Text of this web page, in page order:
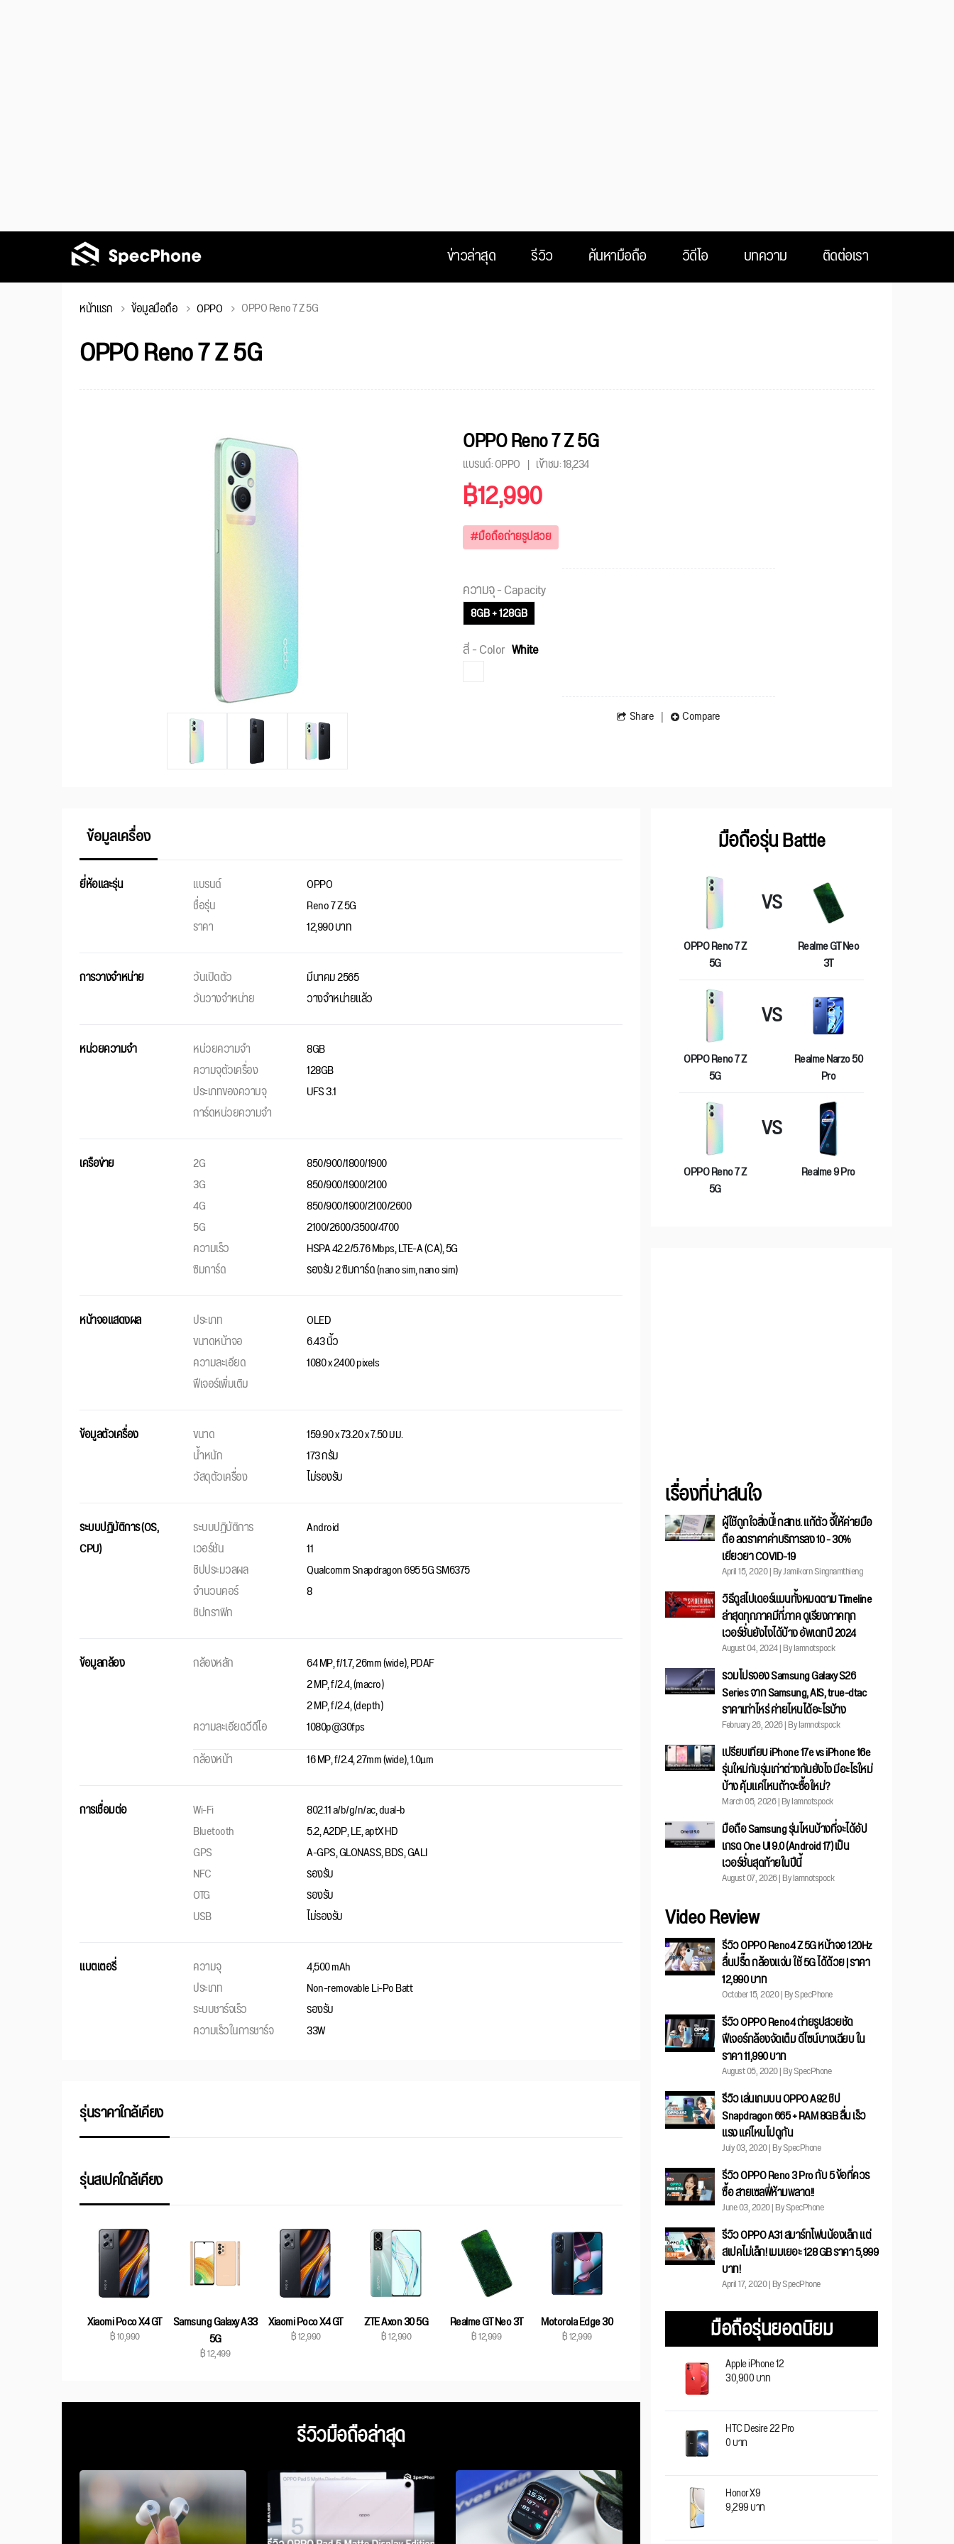
ข่าวล่าสุด รีวิว ค้นหามือถือ วิดีโอ บทความ ติดต่อเรา
หน้าแรก ข้อมูลมือถือ OPPO OPPO Reno 7 Z 5G
OPPO Reno 7 Z 5G
OPPO Reno 7 Z 5G
แบรนด์: OPPO เข้าชม:18,234
฿12,990
#มือถือถ่ายรูปสวย
ความจุ - Capacity
8GB + 128GB
สี - Color White
Share Compare
ข้อมูลเครื่อง
ยี่ห้อและรุ่น แบรนด์
OPPO
ชื่อรุ่น
Reno 7 Z 5G
ราคา
12,990 บาท
การวางจำหน่าย วันเปิดตัว
มีนาคม 2565
วันวางจำหน่าย
วางจำหน่ายแล้ว
หน่วยความจำ หน่วยความจำ
8GB
ความจุตัวเครื่อง
128GB
ประเภทของความจุ
UFS 3.1
การ์ดหน่วยความจำ
เครือข่าย 2G
850/900/1800/1900
3G
850/900/1900/2100
4G
850/900/1900/2100/2600
5G
2100/2600/3500/4700
ความเร็ว
HSPA 42.2/5.76 Mbps, LTE-A (CA), 5G
ซิมการ์ด
รองรับ 2 ซิมการ์ด (nano sim, nano sim)
หน้าจอแสดงผล ประเภท
OLED
ขนาดหน้าจอ
6.43 นิ้ว
ความละเอียด
1080 x 2400 pixels
ฟีเจอร์เพิ่มเติม
ข้อมูลตัวเครื่อง ขนาด
159.90 x 73.20 x 7.50 มม.
น้ำหนัก
173 กรัม
วัสดุตัวเครื่อง
ไม่รองรับ
ระบบปฏิบัติการ (OS,
CPU)
ระบบปฏิบัติการ
Android
เวอร์ชัน
11
ชิปประมวลผล
Qualcomm Snapdragon 695 5G SM6375
จำนวนคอร์
8
ชิปกราฟิก
ข้อมูลกล้อง กล้องหลัก
64 MP, f/1.7, 26mm (wide), PDAF
2 MP, f/2.4, (macro)
2 MP, f/2.4, (depth)
ความละเอียดวีดีโอ
1080p@30fps
กล้องหน้า
16 MP, f/2.4, 27mm (wide), 1.0µm
การเชื่อมต่อ Wi-Fi
802.11 a/b/g/n/ac, dual-b
Bluetooth
5.2, A2DP, LE, aptX HD
GPS
A-GPS, GLONASS, BDS, GALI
NFC
รองรับ
OTG
รองรับ
USB
ไม่รองรับ
แบตเตอรี่ ความจุ
4,500 mAh
ประเภท
Non-removable Li-Po Batt
ระบบชาร์จเร็ว
รองรับ
ความเร็วในการชาร์จ
33W
รุ่นราคาใกล้เคียง
รุ่นสเปคใกล้เคียง
Xiaomi Poco X4 GT
฿ 10,990
Samsung Galaxy A33
5G
฿ 12,499
Xiaomi Poco X4 GT
฿ 12,990
ZTE Axon 30 5G
฿ 12,990
Realme GT Neo 3T
฿ 12,999
Motorola Edge 30
฿ 12,999
รีวิวมือถือล่าสุด
มือถือรุ่น Battle
OPPO Reno 7 Z
5G
VS
Realme GT Neo
3T
OPPO Reno 7 Z
5G
VS
Realme Narzo 50
Pro
OPPO Reno 7 Z
5G
VS
Realme 9 Pro
เรื่องที่น่าสนใจ
ผู้ใช้ถูกใจสิ่งนี้! กสทช. แก้ตัว จี้ให้ค่ายมือ
ถือ ลดราคาค่าบริการลง 10 - 30%
เยียวยา COVID-19
April 15, 2020 | By Jamikorn Singnamthieng
วิธีดูสไปเดอร์แมนทั้งหมดตาม Timeline
ล่าสุดทุกภาคมีกี่ภาค ดูเรียงภาคทุก
เวอร์ชั่นยังไงได้บ้าง อัพเดทปี 2024
August 04, 2024 | By Iamnotspock
รวมโปรจอง Samsung Galaxy S26
Series จาก Samsung, AIS, true-dtac
ราคาเท่าไหร่ ค่ายไหนได้อะไรบ้าง
February 26, 2026 | By Iamnotspock
เปรียบเทียบ iPhone 17e vs iPhone 16e
รุ่นใหม่กับรุ่นเก่าต่างกันยังไง มีอะไรใหม่
บ้าง คุ้มแค่ไหนถ้าจะซื้อใหม่?
March 05, 2026 | By Iamnotspock
มือถือ Samsung รุ่นไหนบ้างที่จะได้อัป
เกรด One UI 9.0 (Android 17) เป็น
เวอร์ชั่นสุดท้ายในปีนี้
August 07, 2026 | By Iamnotspock
Video Review
รีวิว OPPO Reno4 Z 5G หน้าจอ 120Hz
ลื่นปรื๊ด กล้องแจ่ม ใช้ 5G ได้ด้วย | ราคา
12,990 บาท
October 15, 2020 | By SpecPhone
รีวิว OPPO Reno4 ถ่ายรูปสวยชัด
ฟีเจอร์กล้องจัดเต็ม ดีไซน์บางเฉียบ ใน
ราคา 11,990 บาท
August 05, 2020 | By SpecPhone
รีวิว เล่นเกมบน OPPO A92 ชิป
Snapdragon 665 + RAM 8GB ลื่น เร็ว
แรง แค่ไหนไปดูกัน
July 03, 2020 | By SpecPhone
รีวิว OPPO Reno 3 Pro กับ 5 ข้อที่ควร
ซื้อ สายเซลฟี่ห้ามพลาด!!
June 03, 2020 | By SpecPhone
รีวิว OPPO A31 สมาร์ทโฟนน้องเล็ก แต่
สเปคไม่เล็ก! เมมเยอะ 128 GB ราคา 5,999
บาท!
April 17, 2020 | By SpecPhone
มือถือรุ่นยอดนิยม
Apple iPhone 12
30,900 บาท
HTC Desire 22 Pro
0 บาท
Honor X9
9,299 บาท